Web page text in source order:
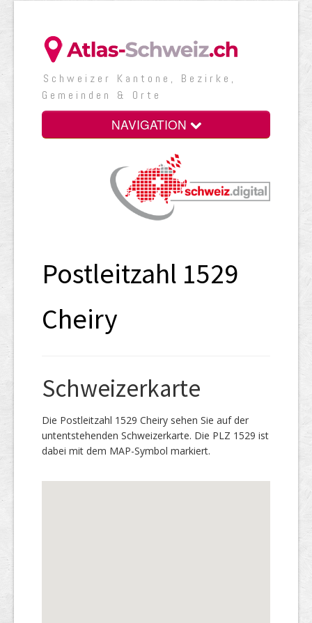
Schweizer Kantone, Bezirke,
Gemeinden & Orte
NAVIGATION
Postleitzahl 1529
Cheiry
Schweizerkarte
Die Postleitzahl 1529 Cheiry sehen Sie auf der
untentstehenden Schweizerkarte. Die PLZ 1529 ist
dabei mit dem MAP-Symbol markiert.